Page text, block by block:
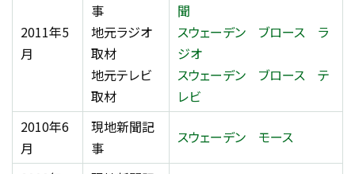
2011年5
月
事
地元ラジオ
取材
地元テレビ
取材
聞
スウェーデン ブロース ラ
ジオ
スウェーデン ブロース テ
レビ
2010年6
月
現地新聞記
事
スウェーデン モース